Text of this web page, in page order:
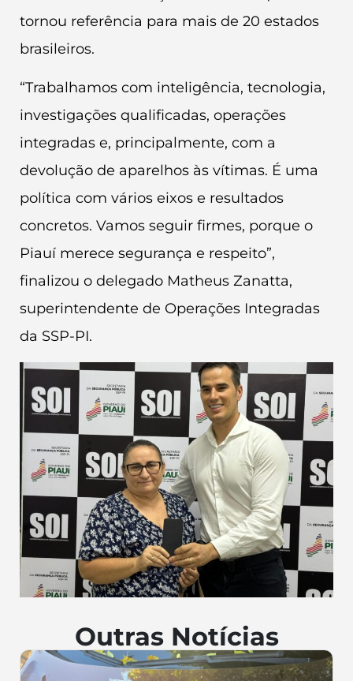
tornou referência para mais de 20 estados
brasileiros.
“Trabalhamos com inteligência, tecnologia,
investigações qualificadas, operações
integradas e, principalmente, com a
devolução de aparelhos às vítimas. É uma
política com vários eixos e resultados
concretos. Vamos seguir firmes, porque o
Piauí merece segurança e respeito”,
finalizou o delegado Matheus Zanatta,
superintendente de Operações Integradas
da SSP-PI.
Outras Notícias